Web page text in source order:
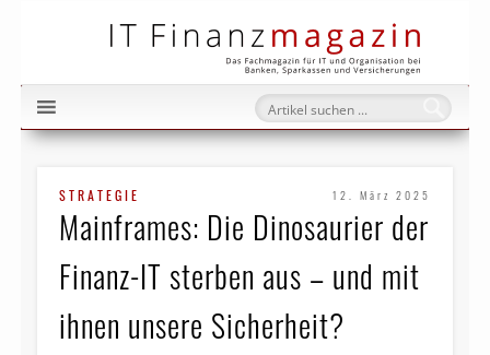
STRATEGIE 12. März 2025
Mainframes: Die Dinosaurier der
Finanz-IT sterben aus – und mit
ihnen unsere Sicherheit?